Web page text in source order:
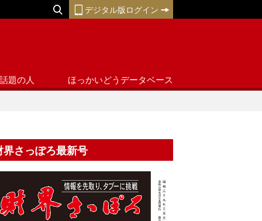
デジタル版ログイン
話題の人 ほっかいどうデータベース
界さっぽろ最新号